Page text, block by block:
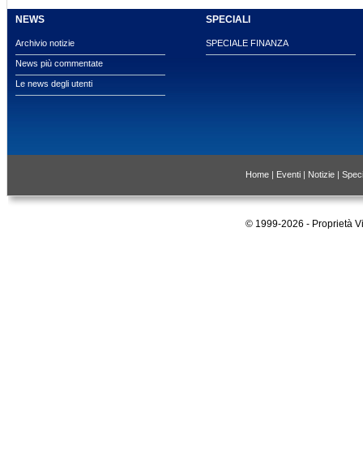
NEWS
Archivio notizie
News più commentate
Le news degli utenti
SPECIALI
SPECIALE FINANZA
Home | Eventi | Notizie |
© 1999-2026 - Proprietà